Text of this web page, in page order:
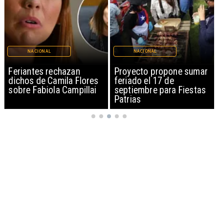
Proyecto propone sumar
feriado el 17 de
septiembre para Fiestas
NACIONAL
IPC de julio aumenta
0,1% por alimentos y
vivienda
NACIONAL